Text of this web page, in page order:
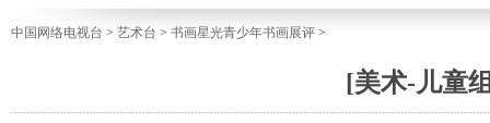
中国网络电视台 > 艺术台 > 书画星光青少年书画展评 >
[美术-儿童